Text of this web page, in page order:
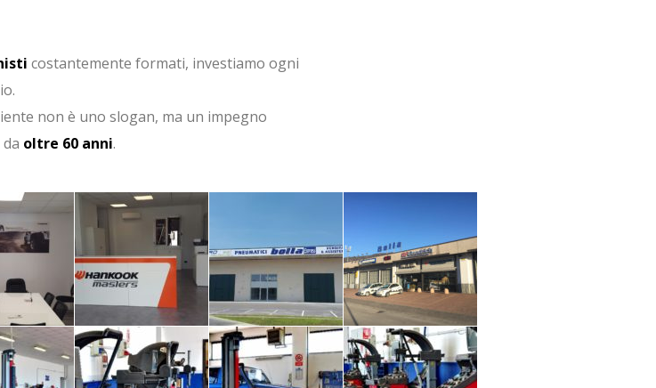
costantemente formati, investiamo ogni
non è uno slogan, ma un impegno
oltre 60 anni.